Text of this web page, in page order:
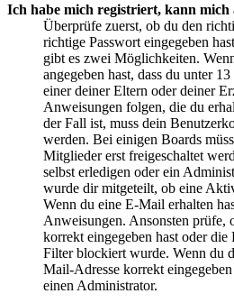
Ich habe mich registriert, kann mich
Überprüfe zuerst, ob du den
richtige Passwort eingegeben
gibt es zwei Möglichkeiten.
angegeben hast, dass du unter
einer deiner Eltern oder deiner
Anweisungen folgen, die du
der Fall ist, muss dein
werden. Bei einigen Boards
Mitglieder erst freigeschaltet
selbst erledigen oder ein
wurde dir mitgeteilt, ob eine
Wenn du eine E-Mail erhalten
Anweisungen. Ansonsten prüfe,
korrekt eingegeben hast oder
Filter blockiert wurde. Wenn du
Mail-Adresse korrekt
einen Administrator.